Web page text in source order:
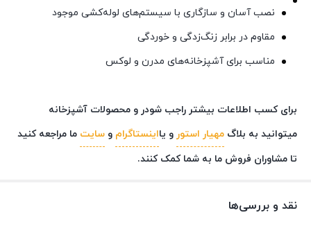
نصب آسان و سازگاری با سیستم‌های لوله‌کشی موجود
مقاوم در برابر زنگ‌زدگی و خوردگی
مناسب برای آشپزخانه‌های مدرن و لوکس
برای کسب اطلاعات بیشتر راجب شودر و محصولات آشپزخانه
میتوانید به بلاگ مهیار استور و یااینستاگرام و سایت ما مراجعه کنید
تا مشاوران فروش ما به شما کمک کنند.
نقد و بررسی‌ها